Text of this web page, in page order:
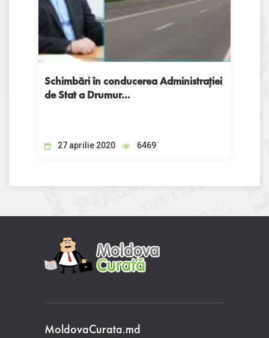
Schimbări în conducerea Administrației
de Stat a Drumur...
27 aprilie 2020 6469
MoldovaCurata.md